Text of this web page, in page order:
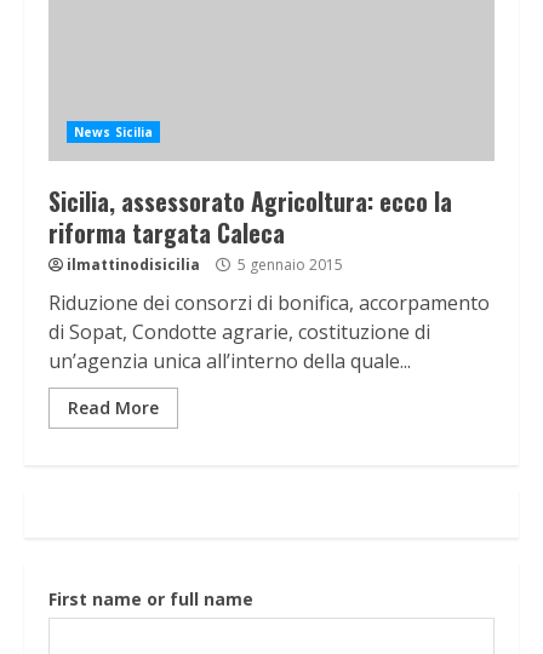
News Sicilia
Sicilia, assessorato Agricoltura: ecco la
riforma targata Caleca
ilmattinodisicilia 5 gennaio 2015
Riduzione dei consorzi di bonifica, accorpamento
di Sopat, Condotte agrarie, costituzione di
un’agenzia unica all’interno della quale...
Read More
First name or full name